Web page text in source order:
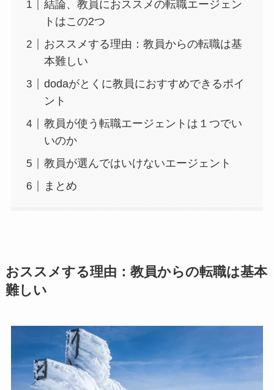
結論、教員におススメの転職エージェン
トはこの2つ
おススメする理由：教員からの転職は基
本難しい
dodaがとくに教員におすすめできるポイ
ント
教員が使う転職エージェントは１つでい
いのか
教員が選んではいけないエージェント
まとめ
おススメする理由：教員からの転職は基本
難しい